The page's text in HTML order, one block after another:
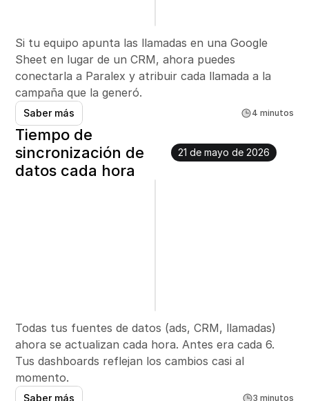
Si tu equipo apunta las llamadas en una Google
Sheet en lugar de un CRM, ahora puedes
conectarla a Paralex y atribuir cada llamada a la
campaña que la generó.
Saber más 4 minutos
Tiempo de
sincronización de
datos cada hora
21 de mayo de 2026
Todas tus fuentes de datos (ads, CRM, llamadas)
ahora se actualizan cada hora. Antes era cada 6.
Tus dashboards reflejan los cambios casi al
momento.
Saber más 3 minutos